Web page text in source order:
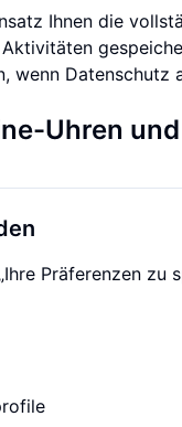
Ihnen die
wenn Datenschutz
Uhren und
Präferenzen zu